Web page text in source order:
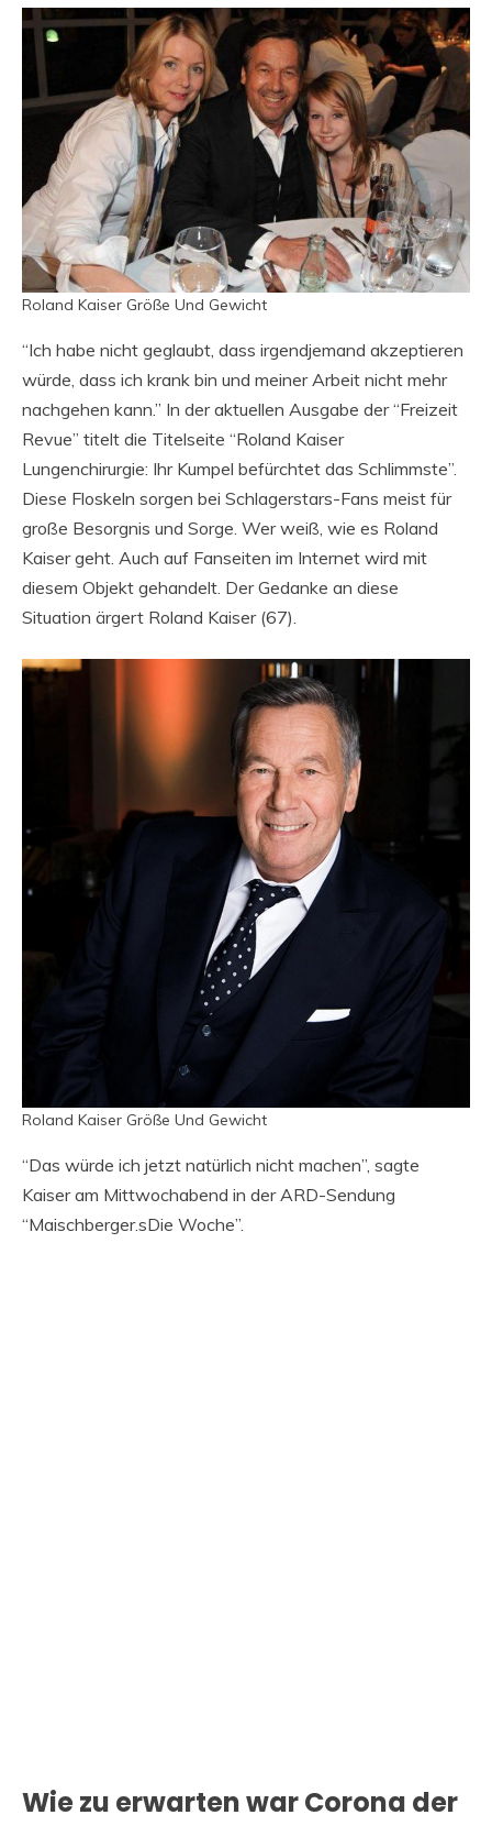
Roland Kaiser Größe Und Gewicht
“Ich habe nicht geglaubt, dass irgendjemand akzeptieren
würde, dass ich krank bin und meiner Arbeit nicht mehr
nachgehen kann.” In der aktuellen Ausgabe der “Freizeit
Revue” titelt die Titelseite “Roland Kaiser
Lungenchirurgie: Ihr Kumpel befürchtet das Schlimmste”.
Diese Floskeln sorgen bei Schlagerstars-Fans meist für
große Besorgnis und Sorge. Wer weiß, wie es Roland
Kaiser geht. Auch auf Fanseiten im Internet wird mit
diesem Objekt gehandelt. Der Gedanke an diese
Situation ärgert Roland Kaiser (67).
Roland Kaiser Größe Und Gewicht
“Das würde ich jetzt natürlich nicht machen”, sagte
Kaiser am Mittwochabend in der ARD-Sendung
“Maischberger.sDie Woche”.
Wie zu erwarten war Corona der